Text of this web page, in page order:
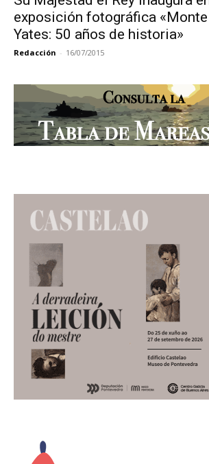
exposición fotográfica «Monte
Yates: 50 años de historia»
Redacción - 16/07/2015